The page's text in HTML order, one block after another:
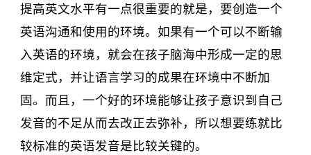
提高英文水平有一点很重要的就是，要创造一个
英语沟通和使用的环境。如果有一个可以不断输
入英语的环境，就会在孩子脑海中形成一定的思
维定式，并让语言学习的成果在环境中不断加
固。而且，一个好的环境能够让孩子意识到自己
发音的不足从而去改正去弥补，所以想要练就比
较标准的英语发音是比较关键的。